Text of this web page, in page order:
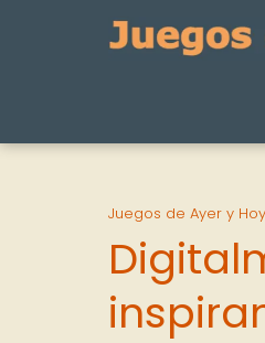
Juegos de Ayer y Hoy